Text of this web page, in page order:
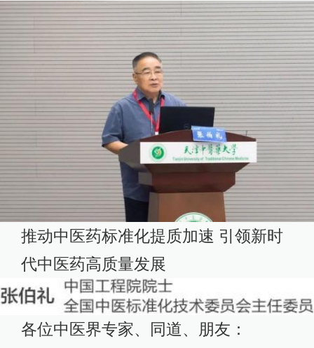
推动中医药标准化提质加速 引领新时
代中医药高质量发展
各位中医界专家、同道、朋友：